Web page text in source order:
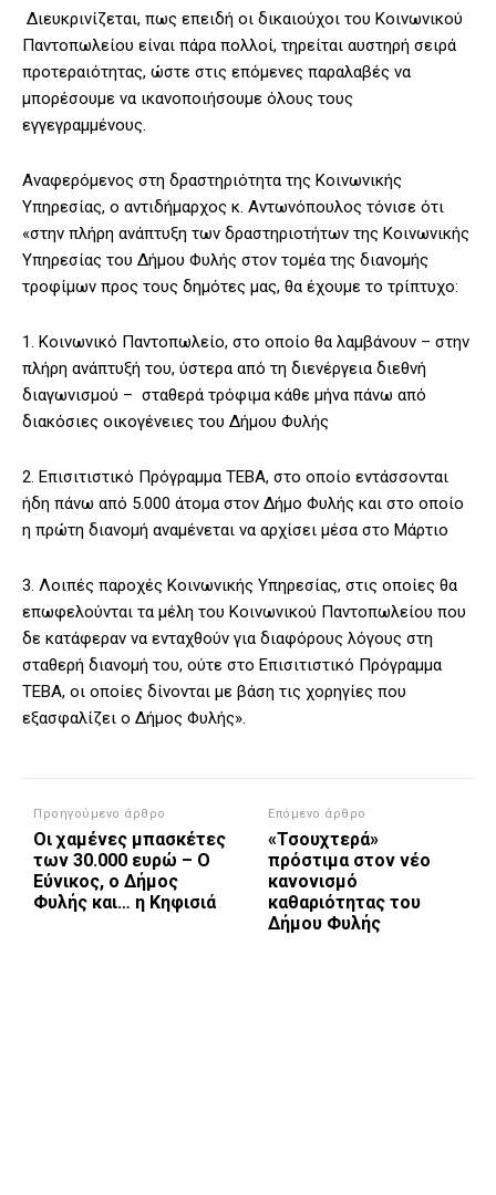
Διευκρινίζεται, πως επειδή οι δικαιούχοι του Κοινωνικού
Παντοπωλείου είναι πάρα πολλοί, τηρείται αυστηρή σειρά
προτεραιότητας, ώστε στις επόμενες παραλαβές να
μπορέσουμε να ικανοποιήσουμε όλους τους
εγγεγραμμένους.
Αναφερόμενος στη δραστηριότητα της Κοινωνικής
Υπηρεσίας, ο αντιδήμαρχος κ. Αντωνόπουλος τόνισε ότι
«στην πλήρη ανάπτυξη των δραστηριοτήτων της Κοινωνικής
Υπηρεσίας του Δήμου Φυλής στον τομέα της διανομής
τροφίμων προς τους δημότες μας, θα έχουμε το τρίπτυχο:
1. Κοινωνικό Παντοπωλείο, στο οποίο θα λαμβάνουν – στην
πλήρη ανάπτυξή του, ύστερα από τη διενέργεια διεθνή
διαγωνισμού – σταθερά τρόφιμα κάθε μήνα πάνω από
διακόσιες οικογένειες του Δήμου Φυλής
2. Επισιτιστικό Πρόγραμμα ΤΕΒΑ, στο οποίο εντάσσονται
ήδη πάνω από 5.000 άτομα στον Δήμο Φυλής και στο οποίο
η πρώτη διανομή αναμένεται να αρχίσει μέσα στο Μάρτιο
3. Λοιπές παροχές Κοινωνικής Υπηρεσίας, στις οποίες θα
επωφελούνται τα μέλη του Κοινωνικού Παντοπωλείου που
δε κατάφεραν να ενταχθούν για διαφόρους λόγους στη
σταθερή διανομή του, ούτε στο Επισιτιστικό Πρόγραμμα
ΤΕΒΑ, οι οποίες δίνονται με βάση τις χορηγίες που
εξασφαλίζει ο Δήμος Φυλής».
Προηγούμενο άρθρο
Οι χαμένες μπασκέτες
των 30.000 ευρώ – Ο
Εύνικος, ο Δήμος
Φυλής και… η Κηφισιά
Επόμενο άρθρο
«Τσουχτερά»
πρόστιμα στον νέο
κανονισμό
καθαριότητας του
Δήμου Φυλής